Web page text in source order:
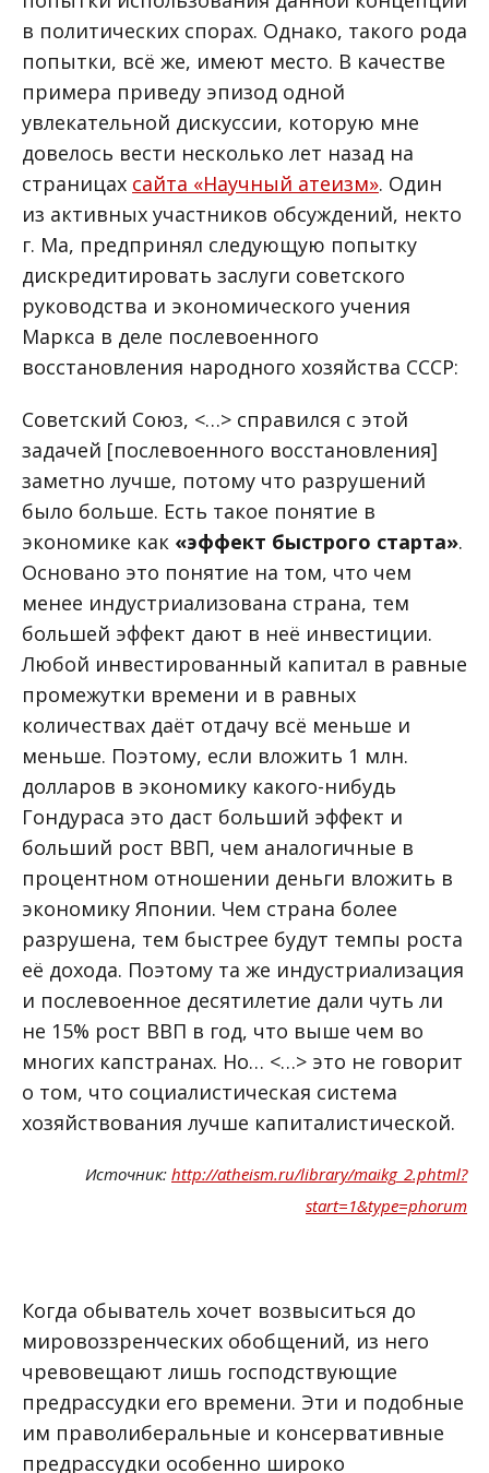
в политических спорах. Однако, такого рода
попытки, всё же, имеют место. В качестве
примера приведу эпизод одной
увлекательной дискуссии, которую мне
довелось вести несколько лет назад на
страницах сайта «Научный атеизм». Один
из активных участников обсуждений, некто
г. Ма, предпринял следующую попытку
дискредитировать заслуги советского
руководства и экономического учения
Маркса в деле послевоенного
восстановления народного хозяйства СССР:
Советский Союз, <…> справился с этой
задачей [послевоенного восстановления]
заметно лучше, потому что разрушений
было больше. Есть такое понятие в
экономике как «эффект быстрого старта».
Основано это понятие на том, что чем
менее индустриализована страна, тем
большей эффект дают в неё инвестиции.
Любой инвестированный капитал в равные
промежутки времени и в равных
количествах даёт отдачу всё меньше и
меньше. Поэтому, если вложить 1 млн.
долларов в экономику какого-нибудь
Гондураса это даст больший эффект и
больший рост ВВП, чем аналогичные в
процентном отношении деньги вложить в
экономику Японии. Чем страна более
разрушена, тем быстрее будут темпы роста
её дохода. Поэтому та же индустриализация
и послевоенное десятилетие дали чуть ли
не 15% рост ВВП в год, что выше чем во
многих капстранах. Но… <…> это не говорит
о том, что социалистическая система
хозяйствования лучше капиталистической.
Источник: http://atheism.ru/library/maikg_2.phtml?
start=1&type=phorum
Когда обыватель хочет возвыситься до
мировоззренческих обобщений, из него
чревовещают лишь господствующие
предрассудки его времени. Эти и подобные
им праволиберальные и консервативные
предрассудки особенно широко